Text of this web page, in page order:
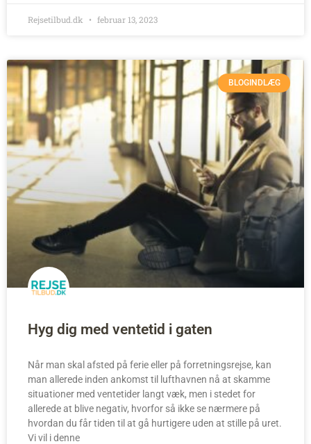
Rejsetilbud.dk februar 13, 2023
BLOGINDLÆG
Hyg dig med ventetid i gaten
Når man skal afsted på ferie eller på forretningsrejse, kan
man allerede inden ankomst til lufthavnen nå at skamme
situationer med ventetider langt væk, men i stedet for
allerede at blive negativ, hvorfor så ikke se nærmere på
hvordan du får tiden til at gå hurtigere uden at stille på uret.
Vi vil i denne